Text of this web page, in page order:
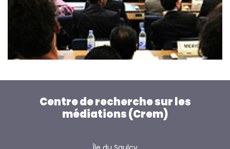
Centre de recherche sur les
médiations (Crem)